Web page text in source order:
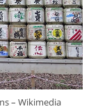
– Wikimedia